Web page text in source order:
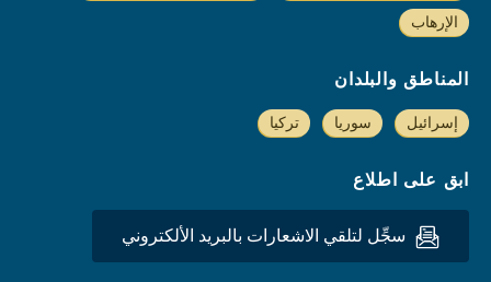
الإرهاب
المناطق والبلدان
إسرائيل سوريا تركيا
ابق على اطلاع
سجِّل لتلقي الاشعارات بالبريد الألكتروني